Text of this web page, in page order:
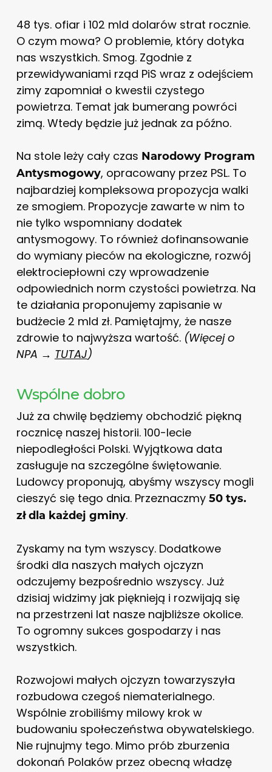
48 tys. ofiar i 102 mld dolarów strat rocznie.
O czym mowa? O problemie, który dotyka
nas wszystkich. Smog. Zgodnie z
przewidywaniami rząd PiS wraz z odejściem
zimy zapomniał o kwestii czystego
powietrza. Temat jak bumerang powróci
zimą. Wtedy będzie już jednak za późno.
Na stole leży cały czas Narodowy Program
Antysmogowy, opracowany przez PSL. To
najbardziej kompleksowa propozycja walki
ze smogiem. Propozycje zawarte w nim to
nie tylko wspomniany dodatek
antysmogowy. To również dofinansowanie
do wymiany pieców na ekologiczne, rozwój
elektrociepłowni czy wprowadzenie
odpowiednich norm czystości powietrza. Na
te działania proponujemy zapisanie w
budżecie 2 mld zł. Pamiętajmy, że nasze
zdrowie to najwyższa wartość. (Więcej o
NPA → TUTAJ)
Wspólne dobro
Już za chwilę będziemy obchodzić piękną
rocznicę naszej historii. 100-lecie
niepodległości Polski. Wyjątkowa data
zasługuje na szczególne świętowanie.
Ludowcy proponują, abyśmy wszyscy mogli
cieszyć się tego dnia. Przeznaczmy 50 tys.
zł dla każdej gminy.
Zyskamy na tym wszyscy. Dodatkowe
środki dla naszych małych ojczyzn
odczujemy bezpośrednio wszyscy. Już
dzisiaj widzimy jak pięknieją i rozwijają się
na przestrzeni lat nasze najbliższe okolice.
To ogromny sukces gospodarzy i nas
wszystkich.
Rozwojowi małych ojczyzn towarzyszyła
rozbudowa czegoś niematerialnego.
Wspólnie zrobiliśmy milowy krok w
budowaniu społeczeństwa obywatelskiego.
Nie rujnujmy tego. Mimo prób zburzenia
dokonań Polaków przez obecną władzę